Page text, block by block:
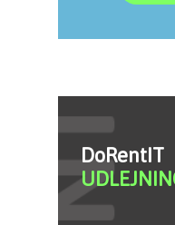
DoRentIT